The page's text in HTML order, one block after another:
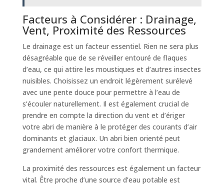
Facteurs à Considérer : Drainage,
Vent, Proximité des Ressources
Le drainage est un facteur essentiel. Rien ne sera plus
désagréable que de se réveiller entouré de flaques
d’eau, ce qui attire les moustiques et d’autres insectes
nuisibles. Choisissez un endroit légèrement surélevé
avec une pente douce pour permettre à l’eau de
s’écouler naturellement. Il est également crucial de
prendre en compte la direction du vent et d’ériger
votre abri de manière à le protéger des courants d’air
dominants et glaciaux. Un abri bien orienté peut
grandement améliorer votre confort thermique.
La proximité des ressources est également un facteur
vital. Être proche d’une source d’eau potable est